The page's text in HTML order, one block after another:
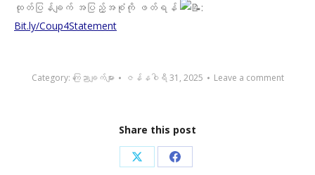
ထုတ်ပြန်ချက် အပြည့်အစုံကို ဖတ်ရန်
:
Bit.ly/Coup4Statement
Category: ကြေညာချက်များ ဇန်နဝါရီ 31, 2025 Leave a comment
Share this post
Share Share